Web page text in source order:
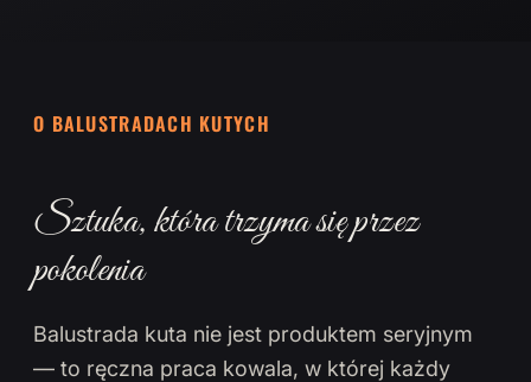
O BALUSTRADACH KUTYCH
Sztuka, która trzyma się przez
pokolenia
Balustrada kuta nie jest produktem seryjnym
— to ręczna praca kowala, w której każdy